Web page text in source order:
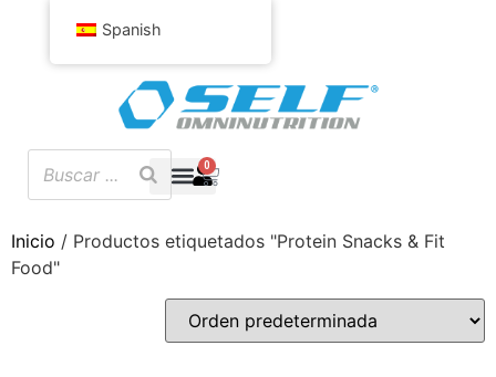
0
Inicio / Productos etiquetados "Protein Snacks & Fit
Food"
Spanish